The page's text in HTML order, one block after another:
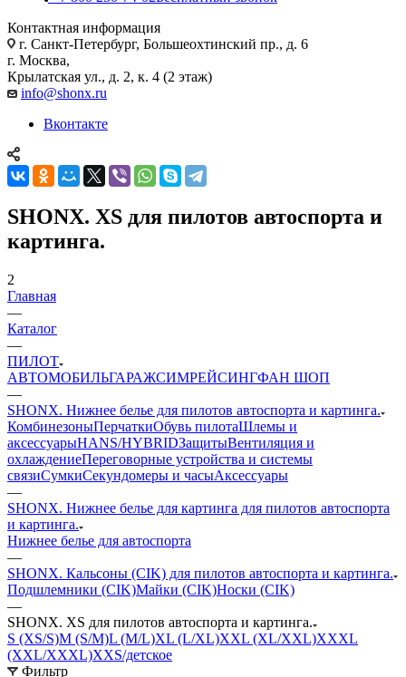
Контактная информация
г. Санкт-Петербург, Большеохтинский пр., д. 6
г. Москва,
Крылатская ул., д. 2, к. 4 (2 этаж)
info@shonx.ru
Вконтакте
SHONX. XS для пилотов автоспорта и
картинга.
2
Главная
—
Каталог
—
ПИЛОТ
АВТОМОБИЛЬГАРАЖСИМРЕЙСИНГФАН ШОП
—
SHONX. Нижнее белье для пилотов автоспорта и картинга.
КомбинезоныПерчаткиОбувь пилотаШлемы и
аксессуарыHANS/HYBRIDЗащитыВентиляция и
охлаждениеПереговорные устройства и системы
связиСумкиСекундомеры и часыАксессуары
—
SHONX. Нижнее белье для картинга для пилотов автоспорта
и картинга.
Нижнее белье для автоспорта
—
SHONX. Кальсоны (CIK) для пилотов автоспорта и картинга.
Подшлемники (CIK)Майки (CIK)Носки (CIK)
—
SHONX. XS для пилотов автоспорта и картинга.
S (XS/S)M (S/M)L (M/L)XL (L/XL)XXL (XL/XXL)XXXL
(XXL/XXXL)XXS/детское
Фильтр